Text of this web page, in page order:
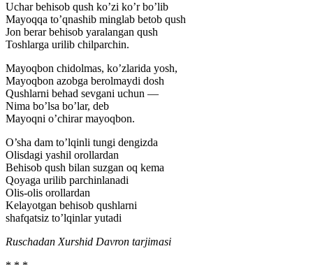
Uchar behisob qush ko’zi ko’r bo’lib
Mayoqqa to’qnashib minglab betob qush
Jon berar behisob yaralangan qush
Toshlarga urilib chilparchin.
Mayoqbon chidolmas, ko’zlarida yosh,
Mayoqbon azobga berolmaydi dosh
Qushlarni behad sevgani uchun —
Nima bo’lsa bo’lar, deb
Mayoqni o’chirar mayoqbon.
O’sha dam to’lqinli tungi dengizda
Olisdagi yashil orollardan
Behisob qush bilan suzgan oq kema
Qoyaga urilib parchinlanadi
Olis-olis orollardan
Kelayotgan behisob qushlarni
shafqatsiz to’lqinlar yutadi
Ruschadan Xurshid Davron tarjimasi